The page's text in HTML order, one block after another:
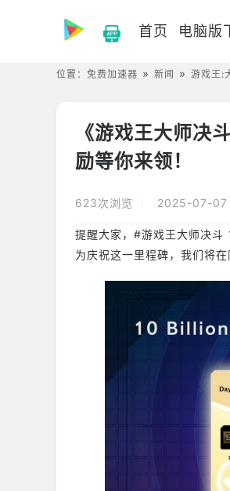
首页 电脑版
位置： 免费加速器 新闻 游戏王:
《游戏王大师决
励等你来领！
623次浏览 2025-07-
提醒大家，#游戏王大师决斗
为庆祝这一里程碑，我们将